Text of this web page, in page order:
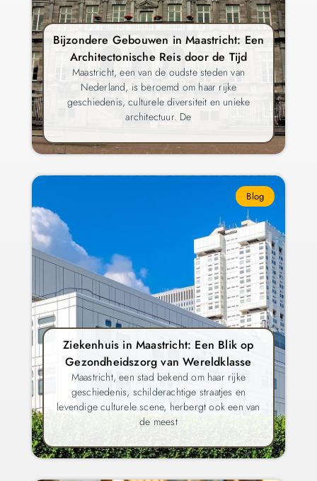
Bijzondere Gebouwen in Maastricht: Een
Architectonische Reis door de Tijd
Maastricht, een van de oudste steden van
Nederland, is beroemd om haar rijke
geschiedenis, culturele diversiteit en unieke
architectuur. De
Blog
Ziekenhuis in Maastricht: Een Blik op
Gezondheidszorg van Wereldklasse
Maastricht, een stad bekend om haar rijke
geschiedenis, schilderachtige straatjes en
levendige culturele scene, herbergt ook een van
de meest